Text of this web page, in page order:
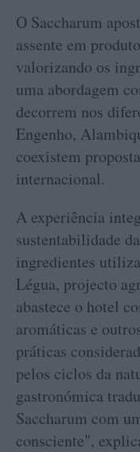
O Saccharum
assente em
valorizando os
uma abordagem
decorrem nos
Engenho,
coexistem
internacional.
A experiência
sustentabilidade
ingredientes
Légua, projecto
abastece o hotel
aromáticas e
práticas
pelos ciclos da
gastronómica
Saccharum com
consciente",